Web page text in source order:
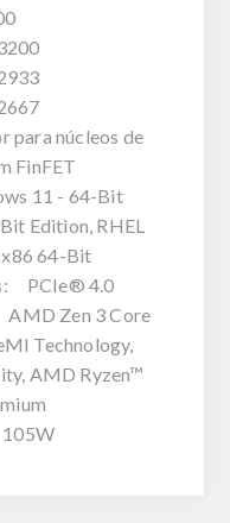
para núcleos de
FinFET
11 - 64-Bit
Edition, RHEL
64-Bit
PCIe® 4.0
Zen 3 Core
Technology,
AMD Ryzen™